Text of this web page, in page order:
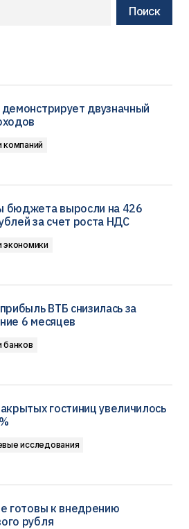
Поиск
двузначный
компаний
бюджета выросли на 426
за счет роста НДС
экономики
ВТБ снизилась за
6 месяцев
банков
гостиниц увеличилось
исследования
готовы к внедрению
рубля